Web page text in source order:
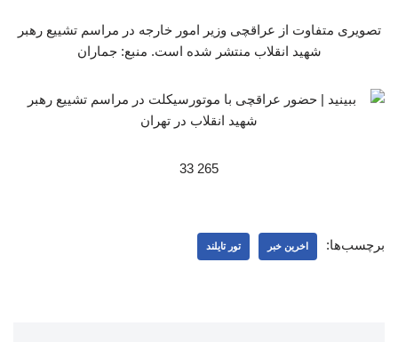
تصویری متفاوت از عراقچی وزیر امور خارجه در مراسم تشییع رهبر
شهید انقلاب منتشر شده است. منبع: جماران
265 33
برچسب‌ها: اخرین خبر تور تایلند